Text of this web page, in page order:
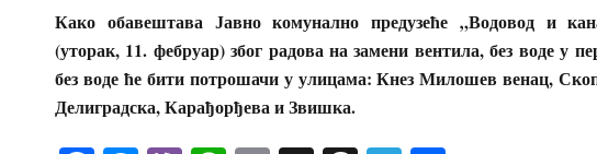
Како обавештава Јавно комунално предузеће „Водовод и
(уторак, 11. фебруар) због радова на замени вентила, без воде у
без воде ће бити потрошачи у улицама: Кнез Милошев венац,
Делиградска, Карађорђева и Звишка.